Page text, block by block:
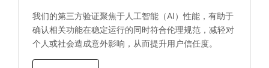
我们的第三方验证聚焦于人工智能（AI）性能，有助于
确认相关功能在稳定运行的同时符合伦理规范，减轻对
个人或社会造成意外影响，从而提升用户信任度。